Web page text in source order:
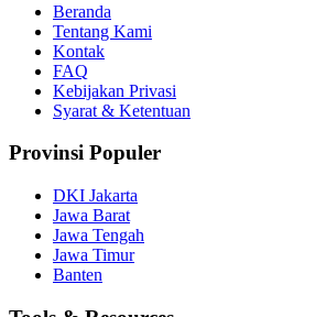
Beranda
Tentang Kami
Kontak
FAQ
Kebijakan Privasi
Syarat & Ketentuan
Provinsi Populer
DKI Jakarta
Jawa Barat
Jawa Tengah
Jawa Timur
Banten